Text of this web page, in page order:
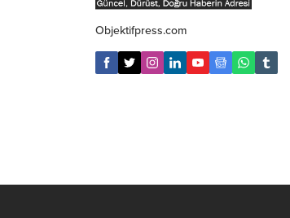
DEM Partisi yapmış olduğu açıklamada
Ceylanpınar...
Objektifpress.com